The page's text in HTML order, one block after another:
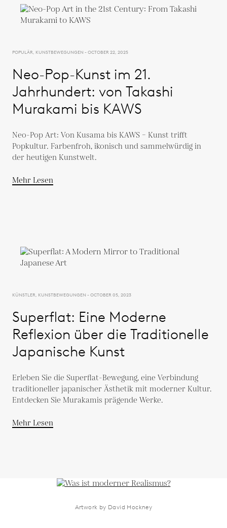
POPULÄR, KUNSTBEWEGUNGEN - OCTOBER 22, 2025
Neo-Pop-Kunst im 21.
Jahrhundert: von Takashi
Murakami bis KAWS
Neo-Pop Art: Von Kusama bis KAWS – Kunst trifft
Popkultur. Farbenfroh, ikonisch und sammelwürdig in
der heutigen Kunstwelt.
Mehr Lesen
KÜNSTLER, KUNSTBEWEGUNGEN - OCTOBER 05, 2023
Superflat: Eine Moderne
Reflexion über die Traditionelle
Japanische Kunst
Erleben Sie die Superflat-Bewegung, eine Verbindung
traditioneller japanischer Ästhetik mit moderner Kultur.
Entdecken Sie Murakamis prägende Werke.
Mehr Lesen
Artwork by David Hockney